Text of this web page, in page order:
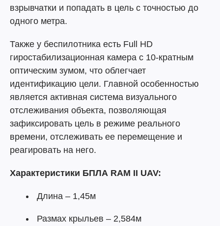
взрывчатки и попадать в цель с точностью до
одного метра.
Также у беспилотника есть Full HD
гиростабилизационная камера с 10-кратным
оптическим зумом, что облегчает
идентификацию цели. Главной особенностью
является активная система визуального
отслеживания объекта, позволяющая
зафиксировать цель в режиме реального
времени, отслеживать ее перемещение и
реагировать на него.
Характеристики БПЛА RAM II UAV:
Длина – 1,45м
Размах крыльев – 2,584м